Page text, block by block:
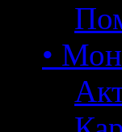
•